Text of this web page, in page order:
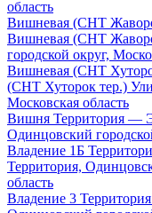
область
Вишневая (СНТ
Вишневая (СНТ
городской округ,
Вишневая (СНТ
(СНТ Хуторок тер.)
Московская область
Вишня Территория —
Одинцовский
Владение 1Б
Территория,
область
Владение 3